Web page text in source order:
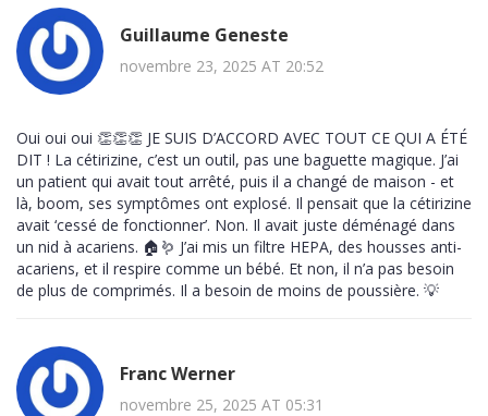
Guillaume Geneste
novembre 23, 2025 AT 20:52
Oui oui oui 👏👏👏 JE SUIS D’ACCORD AVEC TOUT CE QUI A ÉTÉ
DIT ! La cétirizine, c’est un outil, pas une baguette magique. J’ai
un patient qui avait tout arrêté, puis il a changé de maison - et
là, boom, ses symptômes ont explosé. Il pensait que la cétirizine
avait ‘cessé de fonctionner’. Non. Il avait juste déménagé dans
un nid à acariens. 🏠🪱 J’ai mis un filtre HEPA, des housses anti-
acariens, et il respire comme un bébé. Et non, il n’a pas besoin
de plus de comprimés. Il a besoin de moins de poussière. 💡
Franc Werner
novembre 25, 2025 AT 05:31